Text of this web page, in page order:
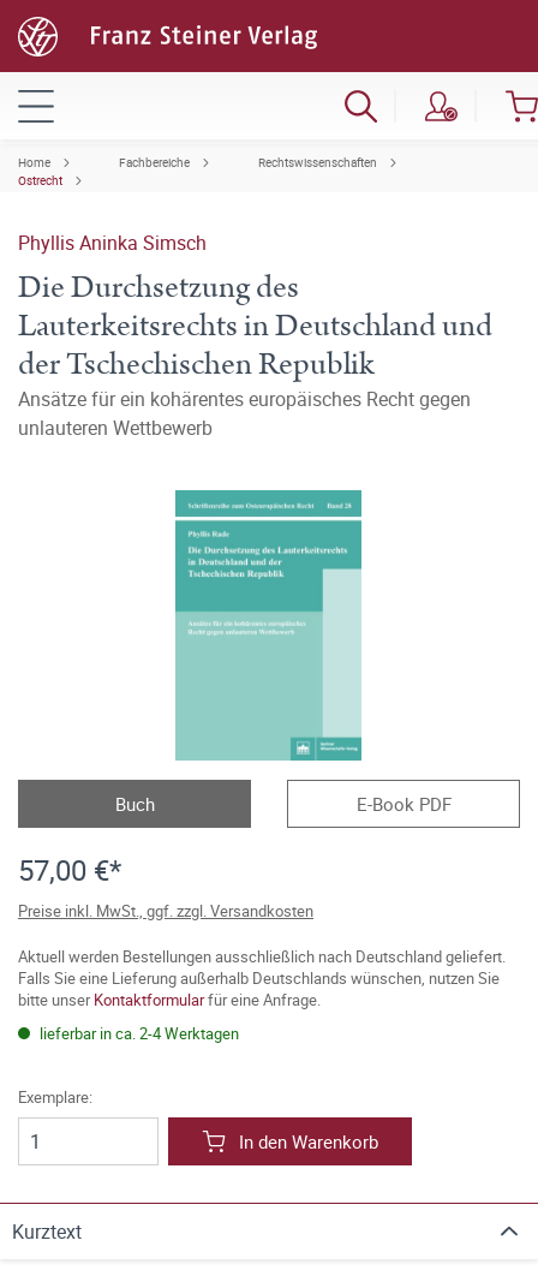
Home Fachbereiche
Rechtswissenschaften
Ostrecht
Phyllis Aninka Simsch
Die Durchsetzung des
Lauterkeitsrechts in Deutschland und
der Tschechischen Republik
Ansätze für ein kohärentes europäisches Recht gegen
unlauteren Wettbewerb
Buch E-Book PDF
57,00 €*
Preise inkl. MwSt., ggf. zzgl. Versandkosten
Aktuell werden Bestellungen ausschließlich nach Deutschland geliefert.
Falls Sie eine Lieferung außerhalb Deutschlands wünschen, nutzen Sie
bitte unserKontaktformularfür eine Anfrage.
lieferbar in ca. 2-4 Werktagen
Exemplare:
In den Warenkorb
Kurztext